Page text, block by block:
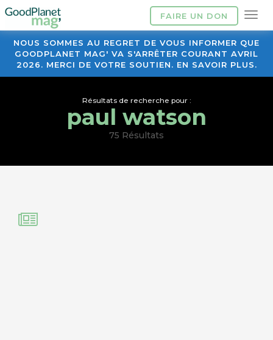
FAIRE UN DON
NOUS SOMMES AU REGRET DE VOUS INFORMER QUE
GOODPLANET MAG' VA S'ARRÊTER COURANT AVRIL
2026. MERCI DE VOTRE SOUTIEN. EN SAVOIR PLUS.
Résultats de recherche pour :
paul watson
75 Résultats